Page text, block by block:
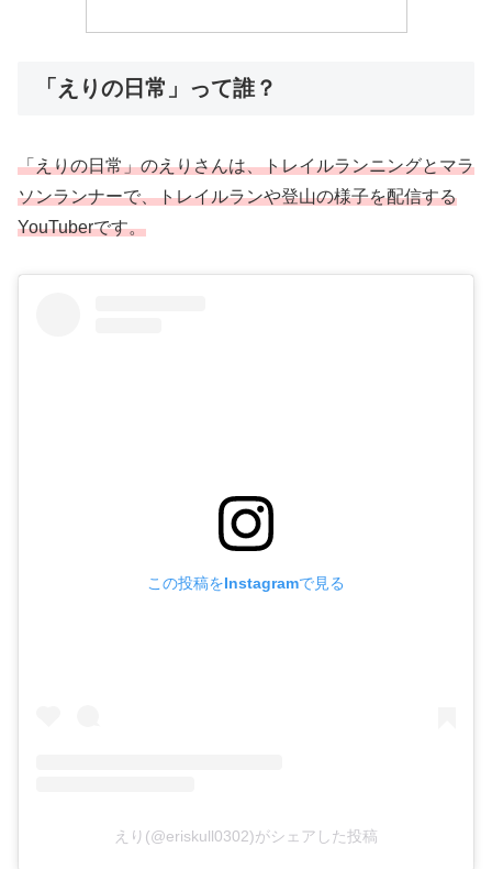
「えりの日常」って誰？
「えりの日常」のえりさんは、トレイルランニングとマラ
ソンランナーで、トレイルランや登山の様子を配信する
YouTuberです。
この投稿をInstagramで見る
えり(@eriskull0302)がシェアした投稿